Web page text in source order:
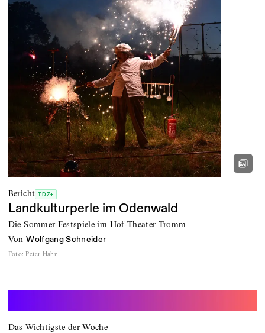
Bericht TDZ+
Landkulturperle im Odenwald
Die Sommer-Festspiele im Hof-Theater Tromm
von Wolfgang Schneider
Foto: Peter Hahn
Das Wichtigste der Woche